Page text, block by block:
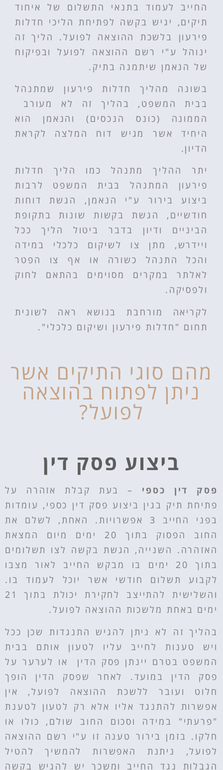
החייב לעמוד בתנאי התשלום של איחוד
תיקים, יגיש בקשה לפתיחת הליכי חדלות
פירעון
בלשכת ההוצאה לפועל. הליך זה
ינוהל ע"י רשם ההוצאה לפועל ובפיקוח
של הנאמן שיתמנה בתיק.
בשונה מהליך חדלות פירעון שמתנהל
בבית המשפט, בהליך זה לא מעורב
הממונה (כונס הנכסים) והנאמן הוא
היחיד אשר מגיש דוח המלצה לקראת
הדיון.
יתר ההליך מתנהל כמו הליך חדלות
פירעון המתנהל בבית המשפט לרבות
ביצוע בירור ע"י הנאמן, הגשת דוחות
חודשיים, הגשת בקשות שונות בתקופת
הביניים ודיון בדבר ביטול הליך ככל
ויידרש, מתן צו לשיקום כלכלי במידה
והכל התנהל כשורה או אף צו הפטר
לאלתר במקרים מסוימים בהתאם לחוק
ולפסיקה.
לקריאה מורחבת בנושא ראה לשונית
תחום "חדלות פירעון ושיקום כלכלי".
מהם סוגי התיקים אשר
ניתן לפתוח בהוצאה
לפועל?
ביצוע פסק דין
פסק דין כספי –בעת קבלת אזהרה על
פתיחת תיק בגין ביצוע פסק דין כספי, עומדות
בפני החייב 3 אפשרויות. האחת, לשלם את
החוב הפסוק בתוך 20 ימים מיום המצאת
האזהרה. השנייה, הגשת בקשה לצו תשלומים
בתוך 20 ימים בו מבקש החייב לאור מצבו
לקבוע תשלום חודשי אשר יוכל לעמוד בו.
והשלישית להתייצב לחקירת יכולת בתוך 21
ימים באחת מלשכות ההוצאה לפועל.
בהליך זה לא ניתן להגיש התנגדות שכן ככל
ויש טענות לחייב עליו לטעון אותם בבית
המשפט בטרם יינתן פסק הדין או לערער על
פסק הדין במועד. לאחר שפסק הדין הופך
חלוט ועובר ללשכת ההוצאה לפועל, אין
אפשרות להתנגד אליו אלא רק לטעון לטענת
"פרעתי" במידה וסכום החוב שולם, כולו או
חלקו. בזמן בירור טענה זו ע"י רשם ההוצאה
לפועל, ניתנת האפשרות להמשיך להטיל
הגבלות נגד החייב ומשכך יש להגיש בקשה